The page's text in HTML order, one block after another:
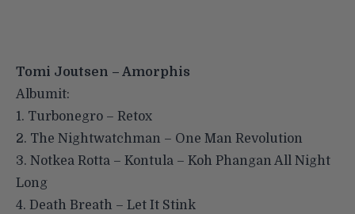
Tomi Joutsen – Amorphis
Albumit:
1. Turbonegro – Retox
2. The Nightwatchman – One Man Revolution
3. Notkea Rotta – Kontula – Koh Phangan All Night
Long
4. Death Breath – Let It Stink